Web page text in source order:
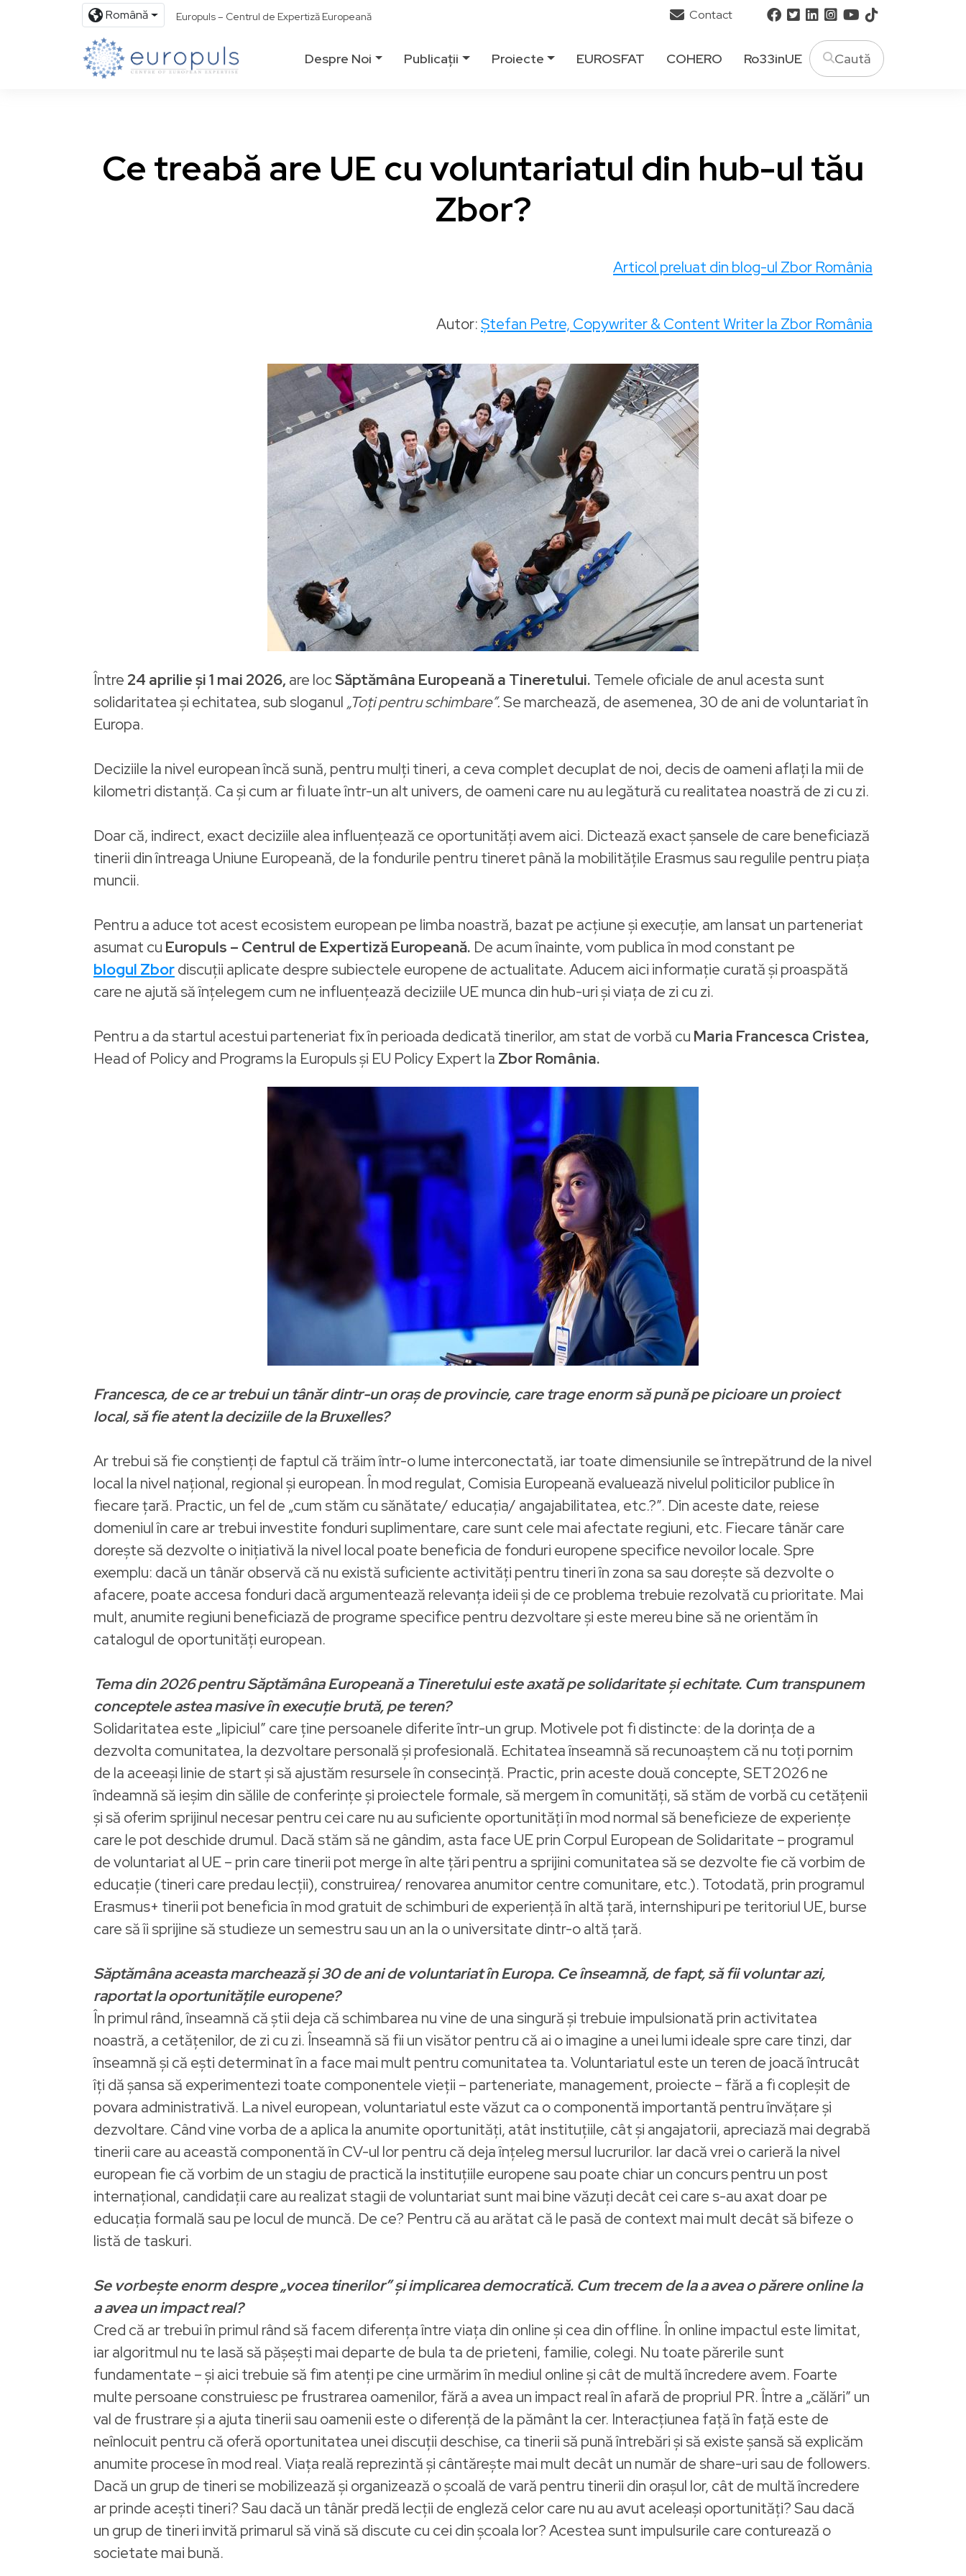
Română Europuls – Centrul de Expertiză Europeană Contact
Despre Noi Publicații Proiecte EUROSFAT COHERO Ro33inUE
Ce treabă are UE cu voluntariatul din hub-ul tău
Zbor?
Articol preluat din blog-ul Zbor România
Autor:Ștefan Petre, Copywriter & Content Writer la Zbor România
Între 24 aprilie și 1 mai 2026, are locSăptămâna Europeană a Tineretului. Temele oficiale de anul acesta sunt
solidaritatea și echitatea, sub sloganul „Toți pentru schimbare”.Se marchează, de asemenea, 30 de ani de voluntariat în
Europa.
Deciziile la nivel european încă sună, pentru mulți tineri, a ceva complet decuplat de noi, decis de oameni aflați la mii de
kilometri distanță. Ca și cum ar fi luate într-un alt univers, de oameni care nu au legătură cu realitatea noastră de zi cu zi.
Doar că, indirect, exact deciziile alea influențează ce oportunități avem aici. Dictează exact șansele de care beneficiază
tinerii din întreaga Uniune Europeană, de la fondurile pentru tineret până la mobilitățile Erasmus sau regulile pentru piața
muncii.
Pentru a aduce tot acest ecosistem european pe limba noastră, bazat pe acțiune și execuție, am lansat un parteneriat
asumat cu Europuls – Centrul de Expertiză Europeană. De acum înainte, vom publica în mod constant pe
blogul Zbordiscuții aplicate despre subiectele europene de actualitate. Aducem aici informație curată și proaspătă
care ne ajută să înțelegem cum ne influențează deciziile UE munca din hub-uri și viața de zi cu zi.
Pentru a da startul acestui parteneriat fix în perioada dedicată tinerilor, am stat de vorbă cu Maria Francesca Cristea,
Head of Policy and Programs la Europuls și EU Policy Expert la Zbor România.
Francesca, de ce ar trebui un tânăr dintr-un oraș de provincie, care trage enorm să pună pe picioare un proiect
local, să fie atent la deciziile de la Bruxelles?
Ar trebui să fie conștienți de faptul că trăim într-o lume interconectată, iar toate dimensiunile se întrepătrund de la nivel
local la nivel național, regional și european. În mod regulat, Comisia Europeană evaluează nivelul politicilor publice în
fiecare țară. Practic, un fel de „cum stăm cu sănătate/ educația/ angajabilitatea, etc.?”. Din aceste date, reiese
domeniul în care ar trebui investite fonduri suplimentare, care sunt cele mai afectate regiuni, etc. Fiecare tânăr care
dorește să dezvolte o inițiativă la nivel local poate beneficia de fonduri europene specifice nevoilor locale. Spre
exemplu: dacă un tânăr observă că nu există suficiente activități pentru tineri în zona sa sau dorește să dezvolte o
afacere, poate accesa fonduri dacă argumentează relevanța ideii și de ce problema trebuie rezolvată cu prioritate. Mai
mult, anumite regiuni beneficiază de programe specifice pentru dezvoltare și este mereu bine să ne orientăm în
catalogul de oportunități european.
Tema din 2026 pentru Săptămâna Europeană a Tineretului este axată pe solidaritate și echitate. Cum transpunem
conceptele astea masive în execuție brută, pe teren?
Solidaritatea este „lipiciul” care ține persoanele diferite într-un grup. Motivele pot fi distincte: de la dorința de a
dezvolta comunitatea, la dezvoltare personală și profesională. Echitatea înseamnă să recunoaștem că nu toți pornim
de la aceeași linie de start și să ajustăm resursele în consecință. Practic, prin aceste două concepte, SET2026 ne
îndeamnă să ieșim din sălile de conferințe și proiectele formale, să mergem în comunități, să stăm de vorbă cu cetățenii
și să oferim sprijinul necesar pentru cei care nu au suficiente oportunități în mod normal să beneficieze de experiențe
care le pot deschide drumul. Dacă stăm să ne gândim, asta face UE prin Corpul European de Solidaritate – programul
de voluntariat al UE – prin care tinerii pot merge în alte țări pentru a sprijini comunitatea să se dezvolte fie că vorbim de
educație (tineri care predau lecții), construirea/ renovarea anumitor centre comunitare, etc.). Totodată, prin programul
Erasmus+ tinerii pot beneficia în mod gratuit de schimburi de experiență în altă țară, internshipuri pe teritoriul UE, burse
care să îi sprijine să studieze un semestru sau un an la o universitate dintr-o altă țară.
Săptămâna aceasta marchează și 30 de ani de voluntariat în Europa. Ce înseamnă, de fapt, să fii voluntar azi,
raportat la oportunitățile europene?
În primul rând, înseamnă că știi deja că schimbarea nu vine de una singură și trebuie impulsionată prin activitatea
noastră, a cetățenilor, de zi cu zi. Înseamnă să fii un visător pentru că ai o imagine a unei lumi ideale spre care tinzi, dar
înseamnă și că ești determinat în a face mai mult pentru comunitatea ta. Voluntariatul este un teren de joacă întrucât
îți dă șansa să experimentezi toate componentele vieții – parteneriate, management, proiecte – fără a fi copleșit de
povara administrativă. La nivel european, voluntariatul este văzut ca o componentă importantă pentru învățare și
dezvoltare. Când vine vorba de a aplica la anumite oportunități, atât instituțiile, cât și angajatorii, apreciază mai degrabă
tinerii care au această componentă în CV-ul lor pentru că deja înțeleg mersul lucrurilor. Iar dacă vrei o carieră la nivel
european fie că vorbim de un stagiu de practică la instituțiile europene sau poate chiar un concurs pentru un post
internațional, candidații care au realizat stagii de voluntariat sunt mai bine văzuți decât cei care s-au axat doar pe
educația formală sau pe locul de muncă. De ce? Pentru că au arătat că le pasă de context mai mult decât să bifeze o
listă de taskuri.
Se vorbește enorm despre „vocea tinerilor” și implicarea democratică. Cum trecem de la a avea o părere online la
a avea un impact real?
Cred că ar trebui în primul rând să facem diferența între viața din online și cea din offline. În online impactul este limitat,
iar algoritmul nu te lasă să pășești mai departe de bula ta de prieteni, familie, colegi. Nu toate părerile sunt
fundamentate – și aici trebuie să fim atenți pe cine urmărim în mediul online și cât de multă încredere avem. Foarte
multe persoane construiesc pe frustrarea oamenilor, fără a avea un impact real în afară de propriul PR. Între a „călări” un
val de frustrare și a ajuta tinerii sau oamenii este o diferență de la pământ la cer. Interacțiunea față în față este de
neînlocuit pentru că oferă oportunitatea unei discuții deschise, ca tinerii să pună întrebări și să existe șansă să explicăm
anumite procese în mod real. Viața reală reprezintă și cântărește mai mult decât un număr de share-uri sau de followers.
Dacă un grup de tineri se mobilizează și organizează o școală de vară pentru tinerii din orașul lor, cât de multă încredere
ar prinde acești tineri? Sau dacă un tânăr predă lecții de engleză celor care nu au avut aceleași oportunități? Sau dacă
un grup de tineri invită primarul să vină să discute cu cei din școala lor? Acestea sunt impulsurile care conturează o
societate mai bună.